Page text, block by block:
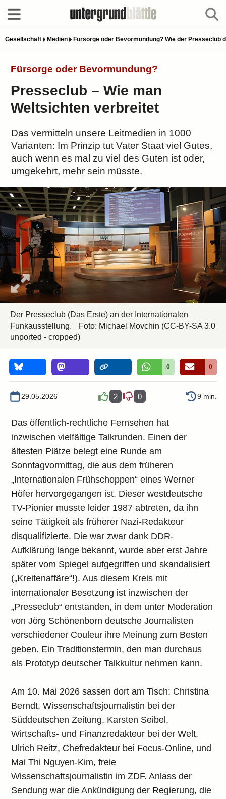
Gesellschaft Medien Fürsorge oder Bevormundung? Wie der Presseclub
Fürsorge oder Bevormundung?
Presseclub – Wie man
Weltsichten verbreitet
Das vermitteln unsere Leitmedien in 1000
Varianten: Im Prinzip tut Vater Staat viel Gutes,
auch wenn es mal zu viel des Guten ist oder,
umgekehrt, mehr sein müsste.
Der Presseclub (Das Erste) an der Internationalen
Funkausstellung.
Foto: Michael Movchin (CC-BY-SA 3.0
unported - cropped)
0 0
29.05.2026 2 0 9 min.
Das öffentlich-rechtliche Fernsehen hat
inzwischen vielfältige Talkrunden. Einen der
ältesten Plätze belegt eine Runde am
Sonntagvormittag, die aus dem früheren
„Internationalen Frühschoppen“ eines Werner
Höfer hervorgegangen ist. Dieser westdeutsche
TV-Pionier musste leider 1987 abtreten, da ihn
seine Tätigkeit als früherer Nazi-Redakteur
disqualifizierte. Die war zwar dank DDR-
Aufklärung lange bekannt, wurde aber erst Jahre
später vom Spiegel aufgegriffen und skandalisiert
(„Kreitenaffäre“!). Aus diesem Kreis mit
internationaler Besetzung ist inzwischen der
„Presseclub“ entstanden, in dem unter Moderation
von Jörg Schönenborn deutsche Journalisten
verschiedener Couleur ihre Meinung zum Besten
geben. Ein Traditionstermin, den man durchaus
als Prototyp deutscher Talkkultur nehmen kann.
Am 10. Mai 2026 sassen dort am Tisch: Christina
Berndt, Wissenschaftsjournalistin bei der
Süddeutschen Zeitung, Karsten Seibel,
Wirtschafts- und Finanzredakteur bei der Welt,
Ulrich Reitz, Chefredakteur bei Focus-Online, und
Mai Thi Nguyen-Kim, freie
Wissenschaftsjournalistin im ZDF. Anlass der
Sendung war die Ankündigung der Regierung, die